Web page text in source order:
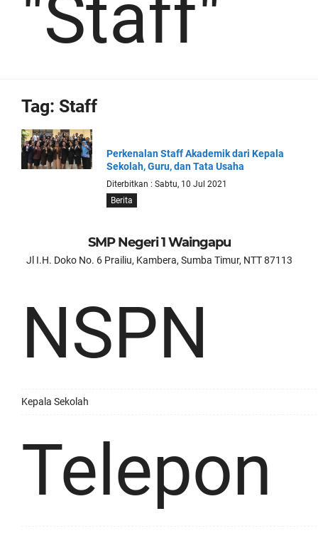
"Staff"
Tag: Staff
Berita
Perkenalan Staff Akademik dari Kepala
Sekolah, Guru, dan Tata Usaha
Diterbitkan : Sabtu, 10 Jul 2021
SMP Negeri 1 Waingapu
Jl I.H. Doko No. 6 Prailiu, Kambera, Sumba Timur, NTT 87113
NSPN
Kepala Sekolah
Telepon